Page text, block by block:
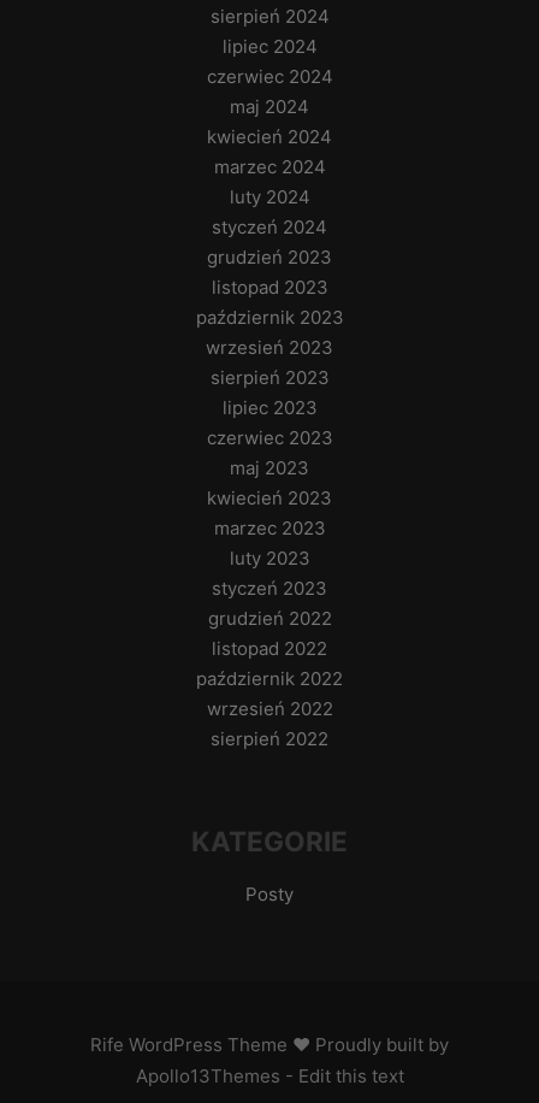
sierpień 2024
lipiec 2024
czerwiec 2024
maj 2024
kwiecień 2024
marzec 2024
luty 2024
styczeń 2024
grudzień 2023
listopad 2023
październik 2023
wrzesień 2023
sierpień 2023
lipiec 2023
czerwiec 2023
maj 2023
kwiecień 2023
marzec 2023
luty 2023
styczeń 2023
grudzień 2022
listopad 2022
październik 2022
wrzesień 2022
sierpień 2022
KATEGORIE
Posty
Rife WordPress Theme ♥ Proudly built by
Apollo13Themes - Edit this text